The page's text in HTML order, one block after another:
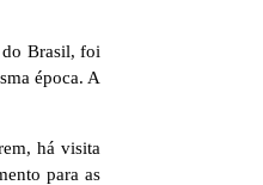
do Brasil, foi
época. A
há visita
para as